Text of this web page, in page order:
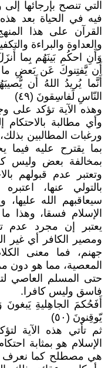
التي تنصح بإرجائها
فيه في الحياة بعد
القرآن على هذا
والعداوة والبراءة
وَأَنِ احكُم بَينَهُم بِما
أَن يَّفتِنوكَ عَن بَعضِ ما
أَنَّما يُريدُ اللهُ أَن
النّاسِ لَفاسِقونَ (٤٩)
وهذه الآية تؤكد على
وأي مطالبة بالاحتكام
ورغبات المطالبين
بما يقترح عليه فيما
بمخالفة بعض وليس
وتعتبر عدم قبولهم
بالتولي عنها،
سيعاقبهم الله
الإسلام فسقا، وهذا
يعتبر إن مجرد عدم
ومصير الكافر أي غير
جهنم، فما معنى
المعصية، مما هو دون
حتى المسلم العاصي
فاسق وليس كافرا.
أَفَحُكمَ الجاهِليةِ
يّوقِنونَ (٥٠)
ثم تأتي هذه الآية
الإسلام هو بمثابة
هي مصطلح كما نعرف